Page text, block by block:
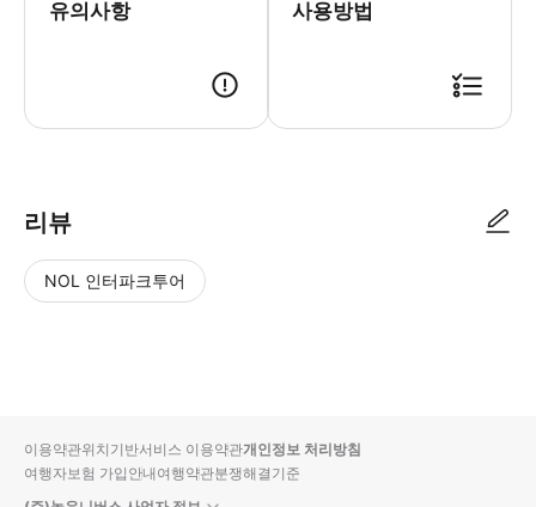
유의사항 사용방법
리뷰
NOL 인터파크투어
입니
다.
순
상
이용약관위치기반서비스 이용약관개인정보 처리방침
여행자보험 가입안내여행약관분쟁해결기준